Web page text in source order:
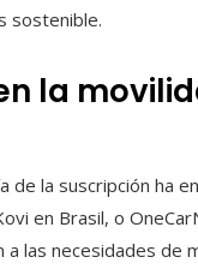
sostenible.
la
de la suscripción ha
en Brasil, o
las necesidades de